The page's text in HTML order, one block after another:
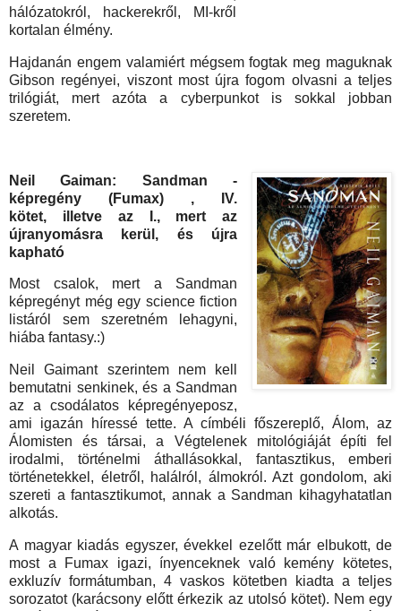
hálózatokról, hackerekről, MI-kről
kortalan élmény.
Hajdanán engem valamiért mégsem fogtak meg maguknak
Gibson regényei, viszont most újra fogom olvasni a teljes
trilógiát, mert azóta a cyberpunkot is sokkal jobban
szeretem.
Neil Gaiman: Sandman -
képregény (Fumax) , IV.
kötet, illetve az I., mert az
újranyomásra kerül, és újra
kapható
Most csalok, mert a Sandman
képregényt még egy science fiction
listáról sem szeretném lehagyni,
hiába fantasy.:)
Neil Gaimant szerintem nem kell
bemutatni senkinek, és a Sandman
az a csodálatos képregényeposz,
ami igazán híressé tette. A címbéli főszereplő, Álom, az
Álomisten és társai, a Végtelenek mitológiáját építi fel
irodalmi, történelmi áthallásokkal, fantasztikus, emberi
történetekkel, életről, halálról, álmokról. Azt gondolom, aki
szereti a fantasztikumot, annak a Sandman kihagyhatatlan
alkotás.
A magyar kiadás egyszer, évekkel ezelőtt már elbukott, de
most a Fumax igazi, ínyenceknek való kemény kötetes,
exkluzív formátumban, 4 vaskos kötetben kiadta a teljes
sorozatot (karácsony előtt érkezik az utolsó kötet). Nem egy